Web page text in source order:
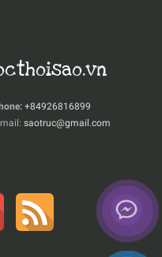
+84926816899
mail: saotruc@gmail.com